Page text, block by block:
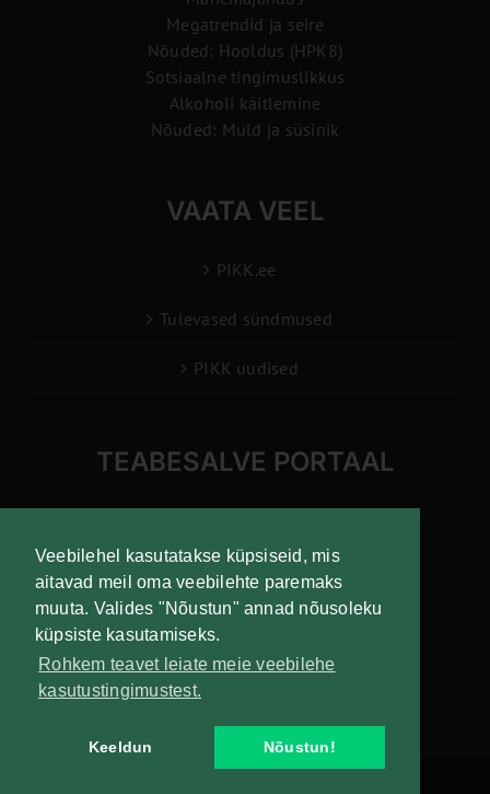
Veebilehel kasutatakse küpsiseid, mis
aitavad meil oma veebilehte paremaks
muuta. Valides "Nõustun" annad nõusoleku
küpsiste kasutamiseks.
Rohkem teavet leiate meie veebilehe
kasutustingimustest.
Keeldun Nõustun!
Megatrendid ja seire
Nõuded: Hooldus (HPK8)
Sotsiaalne tingimuslikkus
Alkoholi käitlemine
Nõuded: Muld ja süsinik
VAATA VEEL
PIKK.ee
Tulevased sündmused
PIKK uudised
TEABESALVE PORTAAL
Liitu uudiskirjaga!